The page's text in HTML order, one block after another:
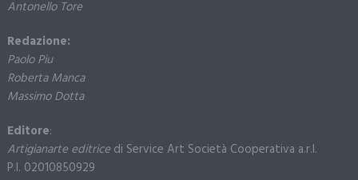
Antonello Tore
Redazione:
Paolo Piu
Roberta Manca
Massimo Dotta
Editore:
Artigianarte editricedi Service Art Società Cooperativa a.r.l.
P.I. 02010850929